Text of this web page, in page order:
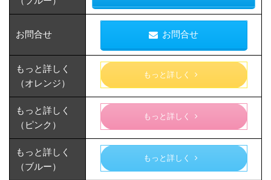
お問合せ お問合せ
もっと詳しく
（オレンジ）
もっと詳しく
もっと詳しく
（ピンク）
もっと詳しく
もっと詳しく
（ブルー）
もっと詳しく